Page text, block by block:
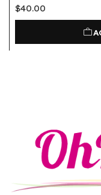
$40.00